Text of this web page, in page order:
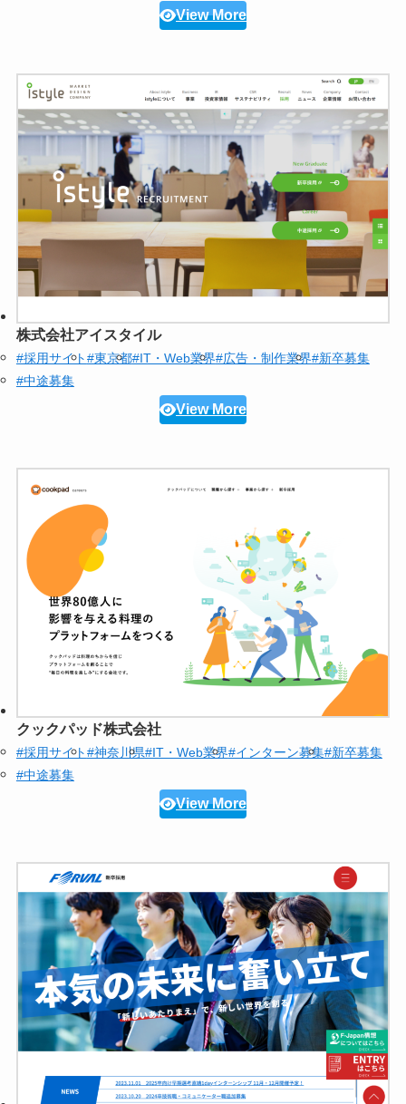
View More
株式会社アイスタイル
#採用サイト#東京都#IT・Web業界#広告・制作業界#新卒募集
#中途募集
View More
クックパッド株式会社
#採用サイト#神奈川県#IT・Web業界#インターン募集#新卒募集
#中途募集
View More